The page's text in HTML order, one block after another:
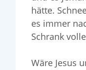
hätte.
es immer
Schrank
Wäre Jesus